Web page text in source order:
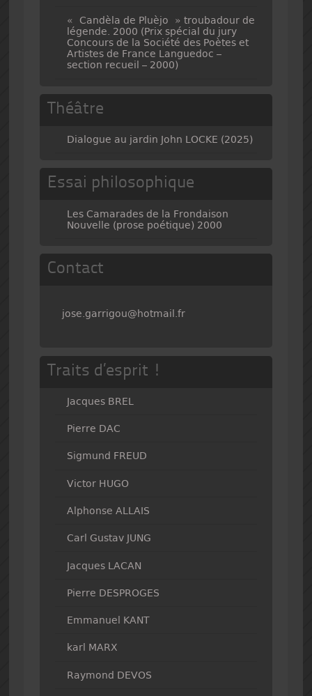
« Candèla de Pluèjo » troubadour de
légende. 2000 (Prix spécial du jury
Concours de la Société des Poètes et
Artistes de France Languedoc –
section recueil – 2000)
Théâtre
Dialogue au jardin John LOCKE (2025)
Essai philosophique
Les Camarades de la Frondaison
Nouvelle (prose poétique) 2000
Contact
jose.garrigou@hotmail.fr
Traits d’esprit !
Jacques BREL
Pierre DAC
Sigmund FREUD
Victor HUGO
Alphonse ALLAIS
Carl Gustav JUNG
Jacques LACAN
Pierre DESPROGES
Emmanuel KANT
karl MARX
Raymond DEVOS